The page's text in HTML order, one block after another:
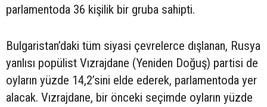
parlamentoda 36 kişilik bir gruba sahipti.
Bulgaristan’daki tüm siyasi çevrelerce dışlanan, Rusya
yanlısı popülist Vızrajdane (Yeniden Doğuş) partisi de
oyların yüzde 14,2’sini elde ederek, parlamentoda yer
alacak. Vızrajdane, bir önceki seçimde oyların yüzde